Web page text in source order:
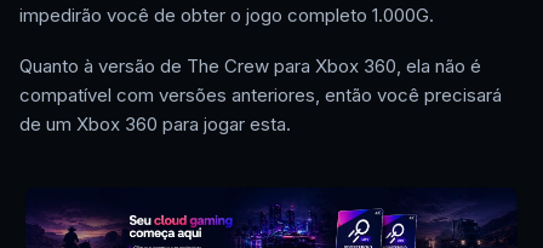
impedirão você de obter o jogo completo 1.000G.
Quanto à versão de The Crew para Xbox 360, ela não é
compatível com versões anteriores, então você precisará
de um Xbox 360 para jogar esta.